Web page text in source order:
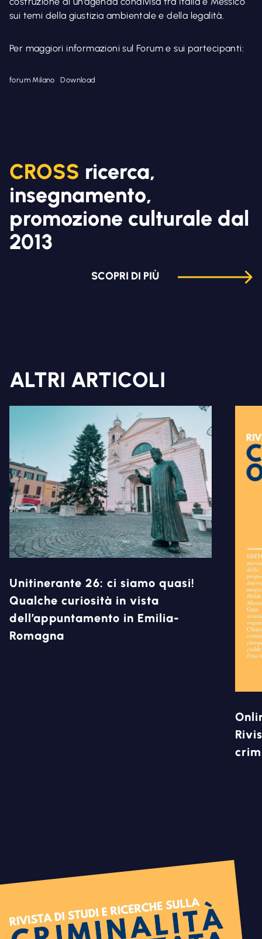
sui temi della giustizia ambientale e della legalità.
Per maggiori informazioni sul Forum e sui partecipanti:
forum Milano Download
CROSS ricerca,
insegnamento,
promozione culturale dal
2013
SCOPRI DI PIÙ
ALTRI ARTICOLI
Unitinerante 26: ci siamo quasi!
Qualche curiosità in vista
dell’appuntamento in Emilia-
Romagna